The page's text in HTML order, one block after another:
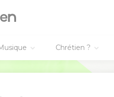
Chrétien ?